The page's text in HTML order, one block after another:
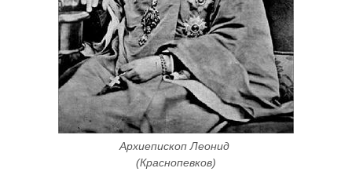
Архиепископ Леонид
(Краснопевков)